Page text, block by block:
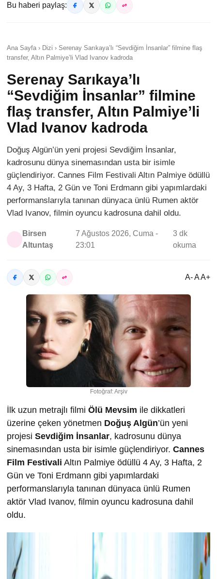
Bu haberi paylaş:
Ana Sayfa › Dizi › Serenay Sarıkaya’lı “Sevdiğim İnsanlar” filmine flaş
transfer, Altın Palmiye’li Vlad Ivanov kadroda
Serenay Sarıkaya’lı
“Sevdiğim İnsanlar” filmine
flaş transfer, Altın Palmiye’li
Vlad Ivanov kadroda
Doğuş Algün’ün yeni projesi Sevdiğim İnsanlar,
kadrosunu dünya sinemasından usta bir isimle
güçlendiriyor. Cannes Film Festivali Altın Palmiye ödüllü
4 Ay, 3 Hafta, 2 Gün ve Toni Erdmann gibi yapımlardaki
performanslarıyla tanınan dünyaca ünlü Rumen aktör
Vlad Ivanov, filmin oyuncu kadrosuna dahil oldu.
Birsen
Altuntaş
7 Ağustos 2026, Cuma -
23:01
3 dk
okuma
A- A A+
Fotoğraf: Arşiv
İlk uzun metrajlı filmi Ölü Mevsim ile dikkatleri
üzerine çeken yönetmen Doğuş Algün’ün yeni
projesi Sevdiğim İnsanlar, kadrosunu dünya
sinemasından usta bir isimle güçlendiriyor. Cannes
Film Festivali Altın Palmiye ödüllü 4 Ay, 3 Hafta, 2
Gün ve Toni Erdmann gibi yapımlardaki
performanslarıyla tanınan dünyaca ünlü Rumen
aktör Vlad Ivanov, filmin oyuncu kadrosuna dahil
oldu.